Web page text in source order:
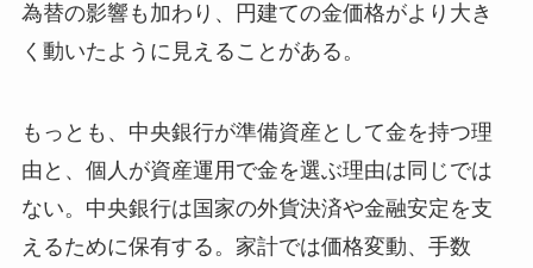
為替の影響も加わり、円建ての金価格がより大き
く動いたように見えることがある。
もっとも、中央銀行が準備資産として金を持つ理
由と、個人が資産運用で金を選ぶ理由は同じでは
ない。中央銀行は国家の外貨決済や金融安定を支
えるために保有する。家計では価格変動、手数